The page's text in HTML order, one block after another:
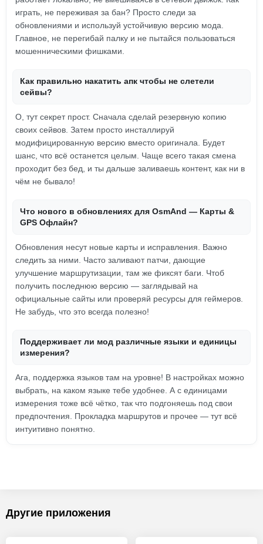
играть, не переживая за бан? Просто следи за
обновлениями и используй устойчивую версию мода.
Главное, не перегибай палку и не пытайся пользоваться
мошенническими фишками.
Как правильно накатить апк чтобы не слетели
сейвы?
О, тут секрет прост. Сначала сделай резервную копию
своих сейвов. Затем просто инсталлируй
модифицированную версию вместо оригинала. Будет
шанс, что всё останется целым. Чаще всего такая смена
проходит без бед, и ты дальше заливаешь контент, как ни в
чём не бывало!
Что нового в обновлениях для OsmAnd — Карты &
GPS Офлайн?
Обновления несут новые карты и исправления. Важно
следить за ними. Часто заливают патчи, дающие
улучшение маршрутизации, там же фиксят баги. Чтоб
получить последнюю версию — заглядывай на
официальные сайты или проверяй ресурсы для геймеров.
Не забудь, что это всегда полезно!
Поддерживает ли мод различные языки и единицы
измерения?
Ага, поддержка языков там на уровне! В настройках можно
выбрать, на каком языке тебе удобнее. А с единицами
измерения тоже всё чётко, так что подгоняешь под свои
предпочтения. Прокладка маршрутов и прочее — тут всё
интуитивно понятно.
Другие приложения